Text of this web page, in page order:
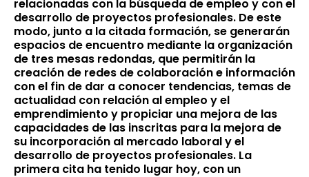
relacionadas con la búsqueda de empleo y con el
desarrollo de proyectos profesionales. De este
modo, junto a la citada formación, se generarán
espacios de encuentro mediante la organización
de tres mesas redondas, que permitirán la
creación de redes de colaboración e información
con el fin de dar a conocer tendencias, temas de
actualidad con relación al empleo y el
emprendimiento y propiciar una mejora de las
capacidades de las inscritas para la mejora de
su incorporación al mercado laboral y el
desarrollo de proyectos profesionales. La
primera cita ha tenido lugar hoy, con un